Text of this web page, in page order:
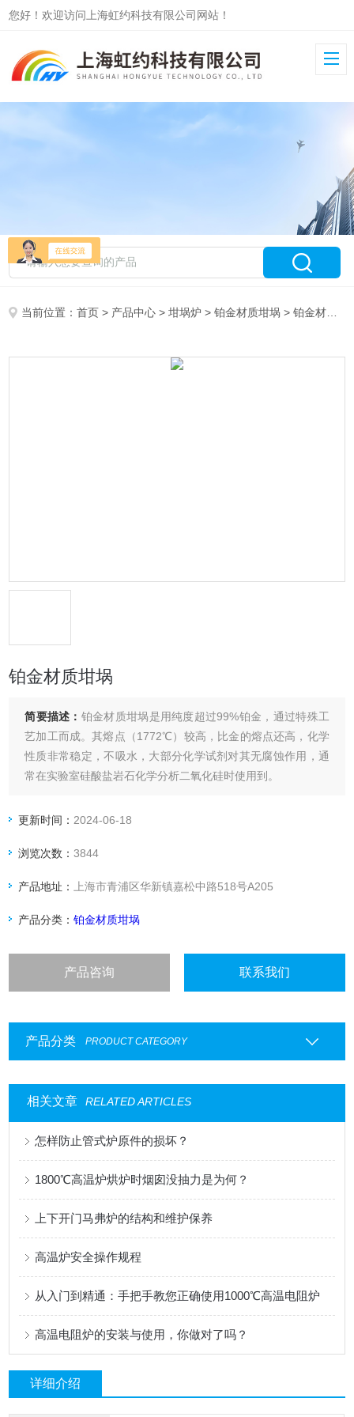
您好！欢迎访问上海虹约科技有限公司网站！
当前位置：首页 > 产品中心 >坩埚炉 >铂金材质坩埚 > 铂金材质坩埚
铂金材质坩埚
简要描述： 铂金材质坩埚是用纯度超过99%铂金，通过特殊工
艺加工而成。其熔点（1772℃）较高，比金的熔点还高，化学
性质非常稳定，不吸水，大部分化学试剂对其无腐蚀作用，通
常在实验室硅酸盐岩石化学分析二氧化硅时使用到。
更新时间： 2024-06-18
浏览次数：3844
产品地址： 上海市青浦区华新镇嘉松中路518号A205
产品分类：铂金材质坩埚
产品咨询 联系我们
产品分类 PRODUCT CATEGORY
相关文章 RELATED ARTICLES
怎样防止管式炉原件的损坏？
1800℃高温炉烘炉时烟囱没抽力是为何？
上下开门马弗炉的结构和维护保养
高温炉安全操作规程
从入门到精通：手把手教您正确使用1000℃高温电阻炉
高温电阻炉的安装与使用，你做对了吗？
详细介绍